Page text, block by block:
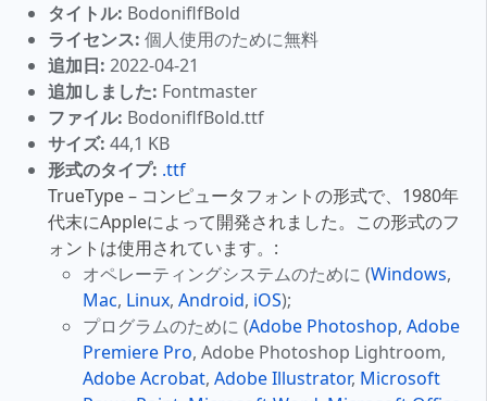
タイトル: BodoniflfBold
ライセンス: 個人使用のために無料
追加日: 2022-04-21
追加しました: Fontmaster
ファイル: BodoniflfBold.ttf
サイズ: 44,1 KB
形式のタイプ: .ttf
TrueType – コンピュータフォントの形式で、1980年
代末にAppleによって開発されました。この形式のフ
ォントは使用されています。:
オペレーティングシステムのために (Windows,
Mac, Linux, Android, iOS);
プログラムのために (Adobe Photoshop, Adobe
Premiere Pro, Adobe Photoshop Lightroom,
Adobe Acrobat, Adobe Illustrator, Microsoft